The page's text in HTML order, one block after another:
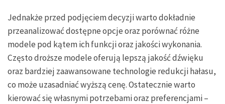
Jednakże przed podjęciem decyzji warto dokładnie
przeanalizować dostępne opcje oraz porównać różne
modele pod kątem ich funkcji oraz jakości wykonania.
Często droższe modele oferują lepszą jakość dźwięku
oraz bardziej zaawansowane technologie redukcji hałasu,
co może uzasadniać wyższą cenę. Ostatecznie warto
kierować się własnymi potrzebami oraz preferencjami –